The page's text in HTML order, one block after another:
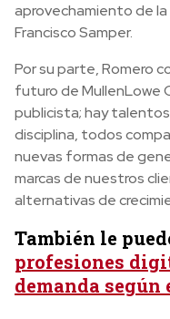
aprovechamiento de
Francisco Samper.
Por su parte, Romero
futuro de MullenLowe
publicista; hay
disciplina, todos
nuevas formas de
marcas de nuestros
alternativas de
También le
profesiones
demanda según